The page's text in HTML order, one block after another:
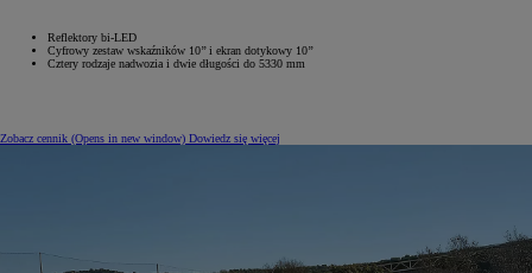
Reflektory bi-LED
Cyfrowy zestaw wskaźników 10’’ i ekran dotykowy 10’’
Cztery rodzaje nadwozia i dwie długości do 5330 mm
Zobacz cennik (Opens in new window) Dowiedz się więcej